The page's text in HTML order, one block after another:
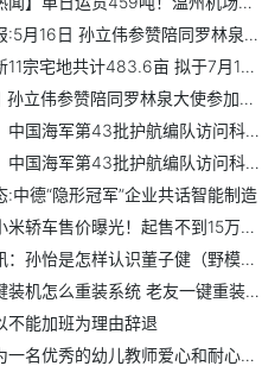
世界播报:5月16日 孙立伟参赞陪同罗林泉大使参加质检总局局...
成都上新11宗宅地共计483.6亩 拟于7月19日出让 前沿热点
5月16日 孙立伟参赞陪同罗林泉大使参加质检总局局长支树平与...
（国际）中国海军第43批护航编队访问科特迪瓦|百事通
（国际）中国海军第43批护航编队访问科特迪瓦
:中德“隐形冠军”企业共话智能制造
播报：小米轿车售价曝光！起售不到15万，续航800km，还看比亚迪？
环球时讯：孙怡是怎样认识董子健（野模出身搭上董子健）
老友一键装机怎么重装系统 老友一键重装系统官网下载
不能加班为理由辞退
如何成为一名优秀的幼儿教师爱心和耐心培养_如何成为一名优秀...